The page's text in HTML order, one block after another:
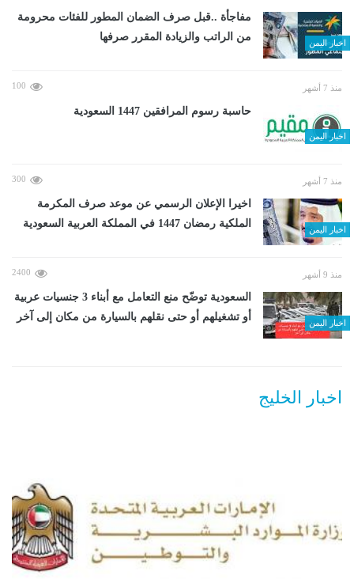
اخبار اليمن
مفاجأة ..قبل صرف الضمان المطور للفئات محرومة
من الراتب والزيادة المقرر صرفها
منذ 7 أشهر 100
اخبار اليمن
حاسبة رسوم المرافقين 1447 السعودية
منذ 7 أشهر 300
اخبار اليمن
اخيرا الإعلان الرسمي عن موعد صرف المكرمة
الملكية رمضان 1447 في المملكة العربية السعودية
منذ 9 أشهر 2400
اخبار اليمن
السعودية توضّح منع التعامل مع أبناء 3 جنسيات عربية
أو تشغيلهم أو حتى نقلهم بالسيارة من مكان إلى آخر
اخبار الخليج